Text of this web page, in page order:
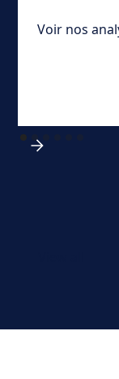
Voir nos